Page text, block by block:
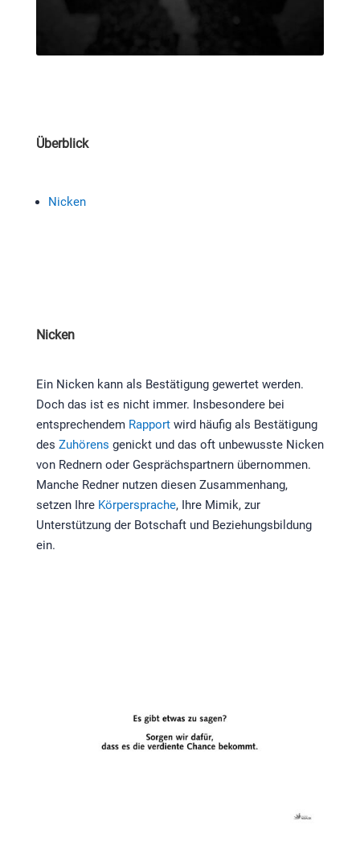
Überblick
Nicken
Nicken
Ein Nicken kann als Bestätigung gewertet werden.
Doch das ist es nicht immer. Insbesondere bei
entsprechendem Rapportwird häufig als Bestätigung
des Zuhörens genickt und das oft unbewusste Nicken
von Rednern oder Gesprächspartnern übernommen.
Manche Redner nutzen diesen Zusammenhang,
setzen Ihre Körpersprache, Ihre Mimik, zur
Unterstützung der Botschaft und Beziehungsbildung
ein.